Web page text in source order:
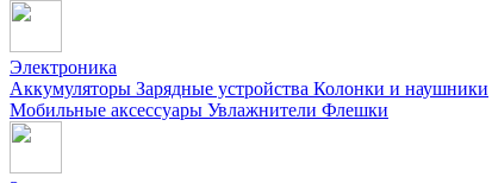
Электроника
Аккумуляторы Зарядные устройства Колонки и наушники
Мобильные аксессуары Увлажнители Флешки